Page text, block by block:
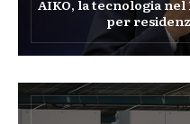
AIKO, la tecnologia nel
per